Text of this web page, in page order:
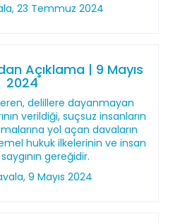
23 Temmuz 2024
Açıklama | 9 Mayıs
2024
delillere dayanmayan
verildiği, suçsuz insanların
yol açan davaların
hukuk ilkelerinin ve insan
gereğidir.
9 Mayıs 2024